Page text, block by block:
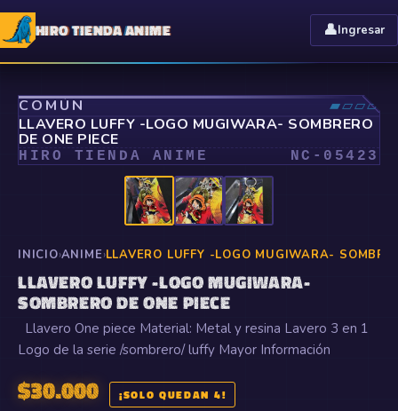
HIRO TIENDA ANIME 👤Ingresar
COMÚN ▰▱▱▱
⤢
LLAVERO LUFFY -LOGO MUGIWARA- SOMBRERO
DE ONE PIECE
HIRO TIENDA ANIME NC- 05423
INICIO›ANIME›LLAVERO LUFFY -LOGO MUGIWARA-
LLAVERO LUFFY -LOGO MUGIWARA-
SOMBRERO DE ONE PIECE
Llavero One piece Material: Metal y resina Lavero 3 en 1
Logo de la serie /sombrero/ luffy Mayor Información
$30.000 ¡SOLO QUEDAN 4!